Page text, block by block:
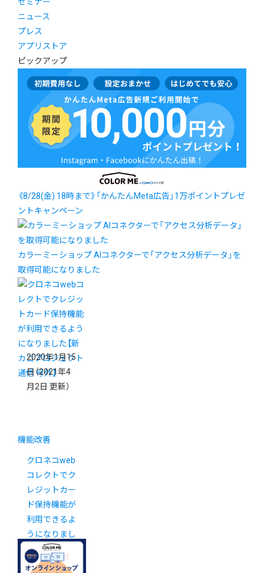
セミナー
ニュース
プレス
アプリストア
ピックアップ
《8/28(金) 18時まで》「かんたんMeta広告」1万ポイントプレゼ
ントキャンペーン
カラーミーショップ AIコネクターで「アクセス分析データ」を
取得可能になりました
2020年1月15
日 （2021年4
月2日 更新）
機能改善
クロネコweb
コレクトでク
レジットカー
ド保持機能が
利用できるよ
うになりまし
た【新カゴプ
ロジェクト通